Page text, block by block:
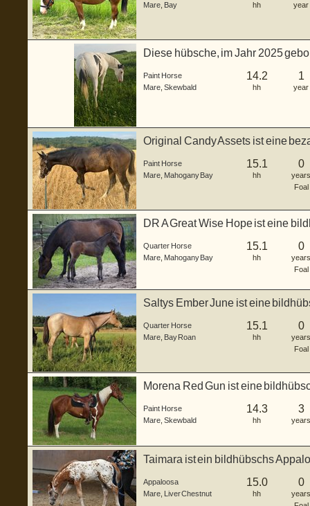
Mare Bay hh year
Diese hübsche, im Jahr 2025
Paint Horse
Mare Skewbald
14.2
hh
1
year
Original Candy Assets ist eine
Paint Horse
Mare Mahogany Bay
15.1
hh
0
years
Foal
DR A Great Wise Hope ist eine
Quarter Horse
Mare Mahogany Bay
15.1
hh
0
years
Foal
Saltys Ember June ist eine
Quarter Horse
Mare Bay Roan
15.1
hh
0
years
Foal
Morena Red Gun ist eine
Paint Horse
Mare Skewbald
14.3
hh
3
years
Taimara ist ein bildhübschs
Appaloosa
Mare Liver Chestnut
15.0
hh
0
years